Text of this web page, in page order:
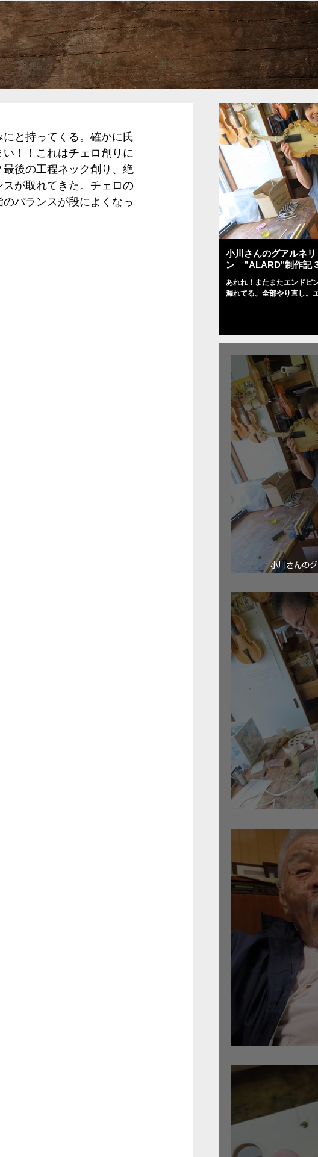
動画 ブログ 書籍
と持ってくる。確かに氏
！！これはチェロ創りに
後の工程ネック創り、絶
が取れてきた。チェロの
バランスが段によくなっ
小川さんのグアルネ
ン ”ALARD"制作記
あれれ！またまたエンドピ
漏れてる。全部やり直し。
小川さんの